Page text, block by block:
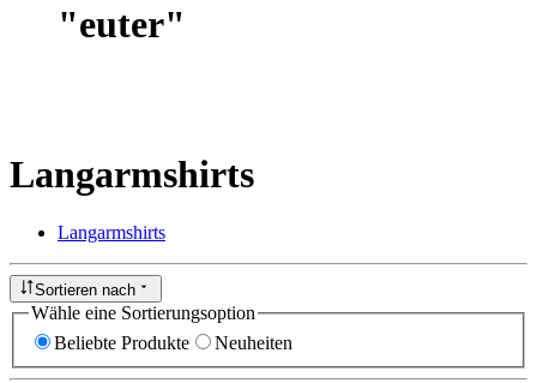
"euter"
Langarmshirts
Langarmshirts
Sortieren nach
Wähle eine Sortierungsoption
Beliebte Produkte
Neuheiten